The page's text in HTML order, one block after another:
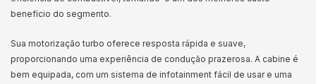
benefício do segmento.
Sua motorização turbo oferece resposta rápida e suave,
proporcionando uma experiência de condução prazerosa. A cabine é
bem equipada, com um sistema de infotainment fácil de usar e uma